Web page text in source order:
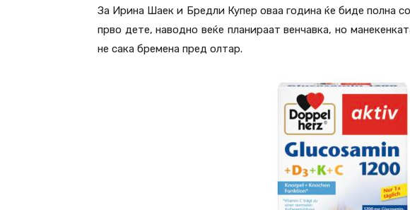
За Ирина Шаек и Бредли Купер оваа година ќе биде полна
прво дете, наводно веќе планираат венчавка, но
не сака бремена пред олтар.